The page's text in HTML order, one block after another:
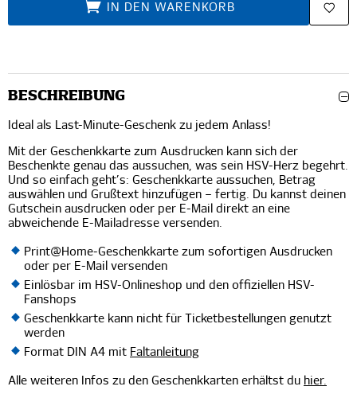
IN DEN WARENKORB
BESCHREIBUNG
Ideal als Last-Minute-Geschenk zu jedem Anlass!
Mit der Geschenkkarte zum Ausdrucken kann sich der
Beschenkte genau das aussuchen, was sein HSV-Herz begehrt.
Und so einfach geht’s: Geschenkkarte aussuchen, Betrag
auswählen und Grußtext hinzufügen – fertig. Du kannst deinen
Gutschein ausdrucken oder per E-Mail direkt an eine
abweichende E-Mailadresse versenden.
Print@Home-Geschenkkarte zum sofortigen Ausdrucken
oder per E-Mail versenden
Einlösbar im HSV-Onlineshop und den offiziellen HSV-
Fanshops
Geschenkkarte kann nicht für Ticketbestellungen genutzt
werden
Format DIN A4 mit Faltanleitung
Alle weiteren Infos zu den Geschenkkarten erhältst du hier.